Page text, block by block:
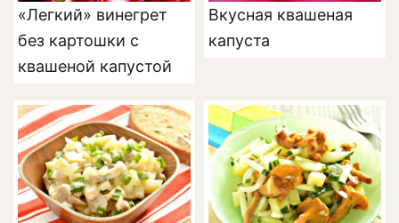
«Легкий» винегрет
без картошки с
квашеной капустой
Вкусная квашеная
капуста